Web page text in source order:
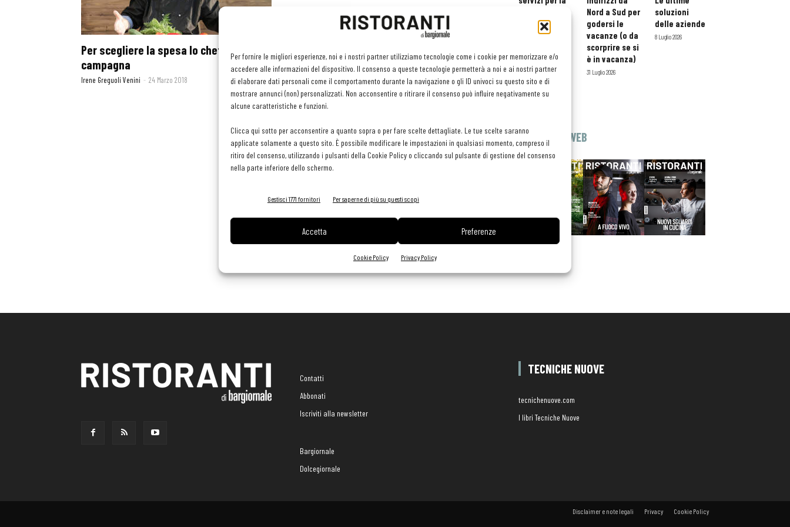
Per fornire le migliori esperienze, noi e i nostri partner utilizziamo tecnologie come i cookie per memorizzare e/o
accedere alle informazioni del dispositivo. Il consenso a queste tecnologie permetterà a noi e ai nostri partner
di elaborare dati personali come il comportamento durante la navigazione o gli ID univoci su questo sito e di
mostrare annunci (non) personalizzati. Non acconsentire o ritirare il consenso può influire negativamente su
alcune caratteristiche e funzioni.
Clicca qui sotto per acconsentire a quanto sopra o per fare scelte dettagliate. Le tue scelte saranno
applicate solamente a questo sito. È possibile modificare le impostazioni in qualsiasi momento, compreso il
ritiro del consenso, utilizzando i pulsanti della Cookie Policy o cliccando sul pulsante di gestione del consenso
nella parte inferiore dello schermo.
Gestisci 1771 fornitori Per saperne di più su questi scopi
Accetta Preferenze
Cookie Policy Privacy Policy
Per scegliere la spesa lo chef va in
campagna
Irene Greguoli Venini - 24 Marzo 2018
orario esteso
e tessera
professionisti
HoReCa
29 Luglio 2026
Nord a Sud per
godersi le
vacanze (o da
scorprire se si
è in vacanza)
31 Luglio 2026
soluzioni
delle aziende
8 Luglio 2026
EDICOLA WEB
Contatti
Abbonati
Iscriviti alla newsletter
Bargiornale
Dolcegiornale
TECNICHE NUOVE
tecnichenuove.com
I libri Tecniche Nuove
Disclaimer e note legali Privacy Cookie Policy